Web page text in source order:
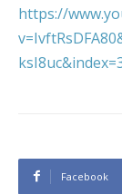
https://
Facebook